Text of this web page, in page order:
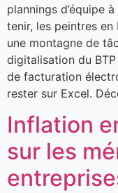
plannings d’équipe
tenir, les peintres
une montagne de
digitalisation du BTP
de facturation
rester sur Excel.
Inflation
sur les